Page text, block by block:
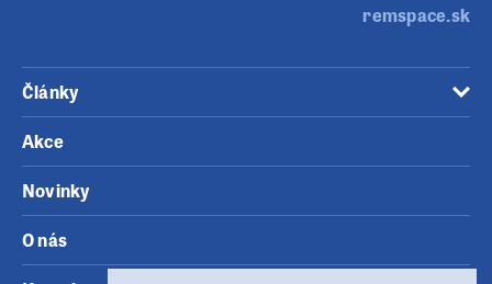
remspace.sk
Články
Akce
Novinky
O nás